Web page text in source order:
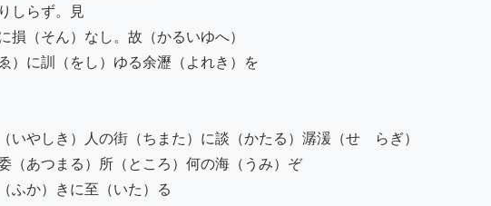
しらず。見
損（そん）なし。故（かるいゆへ）
）に訓（をし）ゆる余瀝（よれき）を
いやしき）人の街（ちまた）に談（かたる）潺湲（せゝらぎ）
（あつまる）所（ところ）何の海（うみ）ぞ
ふか）きに至（いた）る